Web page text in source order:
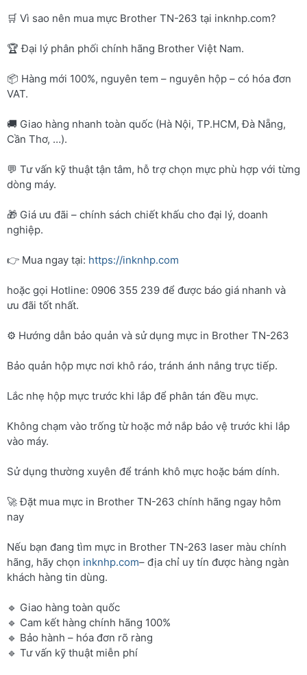
🛒 Vì sao nên mua mực Brother TN-263 tại inknhp.com?
🏆 Đại lý phân phối chính hãng Brother Việt Nam.
📦 Hàng mới 100%, nguyên tem – nguyên hộp – có hóa đơn
VAT.
🚚 Giao hàng nhanh toàn quốc (Hà Nội, TP.HCM, Đà Nẵng,
Cần Thơ, …).
💬 Tư vấn kỹ thuật tận tâm, hỗ trợ chọn mực phù hợp với từng
dòng máy.
🎁 Giá ưu đãi – chính sách chiết khấu cho đại lý, doanh
nghiệp.
👉 Mua ngay tại: https://inknhp.com
hoặc gọi Hotline: 0906 355 239 để được báo giá nhanh và
ưu đãi tốt nhất.
⚙️ Hướng dẫn bảo quản và sử dụng mực in Brother TN-263
Bảo quản hộp mực nơi khô ráo, tránh ánh nắng trực tiếp.
Lắc nhẹ hộp mực trước khi lắp để phân tán đều mực.
Không chạm vào trống từ hoặc mở nắp bảo vệ trước khi lắp
vào máy.
Sử dụng thường xuyên để tránh khô mực hoặc bám dính.
🚀 Đặt mua mực in Brother TN-263 chính hãng ngay hôm
nay
Nếu bạn đang tìm mực in Brother TN-263 laser màu chính
hãng, hãy chọn inknhp.com– địa chỉ uy tín được hàng ngàn
khách hàng tin dùng.
🔹 Giao hàng toàn quốc
🔹 Cam kết hàng chính hãng 100%
🔹 Bảo hành – hóa đơn rõ ràng
🔹 Tư vấn kỹ thuật miễn phí